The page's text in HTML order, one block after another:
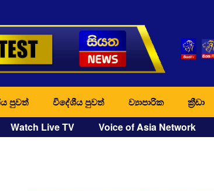
පුවත් විදේශීය පුවත් ව්‍යාපාරික ක්‍රීඩා
Watch Live TV Voice of Asia Network